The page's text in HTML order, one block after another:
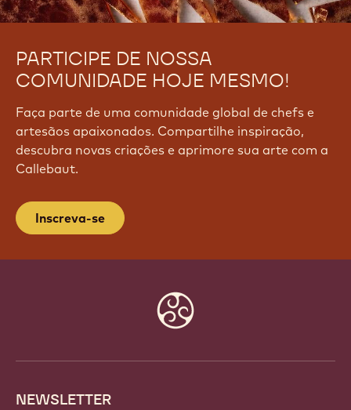
PARTICIPE DE NOSSA
COMUNIDADE HOJE MESMO!
Faça parte de uma comunidade global de chefs e
artesãos apaixonados. Compartilhe inspiração,
descubra novas criações e aprimore sua arte com a
Callebaut.
Inscreva-se
NEWSLETTER